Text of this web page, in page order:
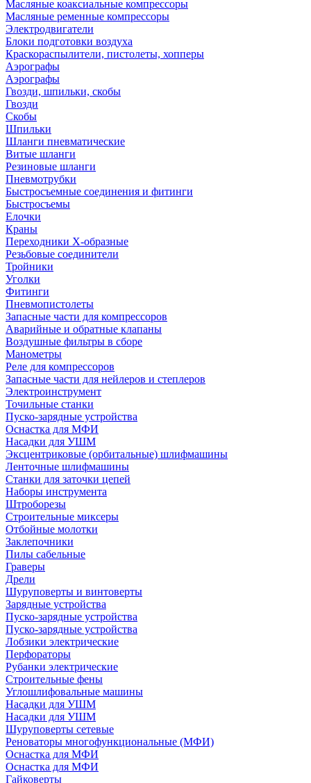
Масляные коаксиальные компрессоры
Масляные ременные компрессоры
Электродвигатели
Блоки подготовки воздуха
Краскораспылители, пистолеты, хопперы
Аэрографы
Аэрографы
Гвозди, шпильки, скобы
Гвозди
Скобы
Шпильки
Шланги пневматические
Витые шланги
Резиновые шланги
Пневмотрубки
Быстросъемные соединения и фитинги
Быстросъемы
Елочки
Краны
Переходники Х-образные
Резьбовые соединители
Тройники
Уголки
Фитинги
Пневмопистолеты
Запасные части для компрессоров
Аварийные и обратные клапаны
Воздушные фильтры в сборе
Манометры
Реле для компрессоров
Запасные части для нейлеров и степлеров
Электроинструмент
Точильные станки
Пуско-зарядные устройства
Оснастка для МФИ
Насадки для УШМ
Эксцентриковые (орбитальные) шлифмашины
Ленточные шлифмашины
Станки для заточки цепей
Наборы инструмента
Штроборезы
Строительные миксеры
Отбойные молотки
Заклепочники
Пилы сабельные
Граверы
Дрели
Шуруповерты и винтоверты
Зарядные устройства
Пуско-зарядные устройства
Пуско-зарядные устройства
Лобзики электрические
Перфораторы
Рубанки электрические
Строительные фены
Углошлифовальные машины
Насадки для УШМ
Насадки для УШМ
Шуруповерты сетевые
Реноваторы многофункциональные (МФИ)
Оснастка для МФИ
Оснастка для МФИ
Гайковерты